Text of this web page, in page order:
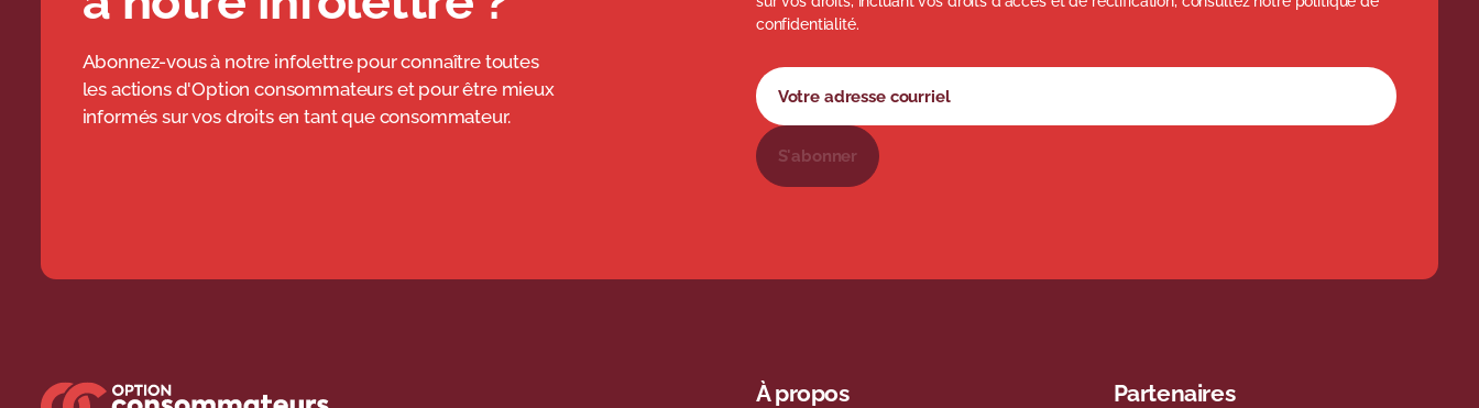
Abonnez-vous à notre infolettre pour connaître toutes
les actions d'Option consommateurs et pour être mieux
informés sur vos droits en tant que consommateur.
confidentialité.
Formulaire d'abonnement à l'infolettre
Votre adresse courriel
S'abonner
À propos Partenaires